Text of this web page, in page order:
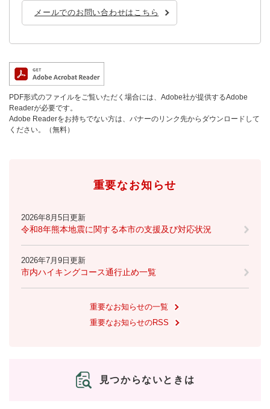
メールでのお問い合わせはこちら
PDF形式のファイルをご覧いただく場合には、Adobe社が提供するAdobe
Readerが必要です。
Adobe Readerをお持ちでない方は、バナーのリンク先からダウンロードして
ください。（無料）
重要なお知らせ
2026年8月5日更新
令和8年熊本地震に関する本市の支援及び対応状況
2026年7月9日更新
市内ハイキングコース通行止め一覧
重要なお知らせの一覧
重要なお知らせのRSS
見つからないときは